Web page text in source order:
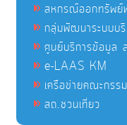
สหกรณ์ออกทรัพย์
กลุ่มพัฒนาระบบบ
ศูนย์บริการข้อมูล
e-LAAS KM
เครือข่ายคณะกรร
สถ.ชวนเที่ยว